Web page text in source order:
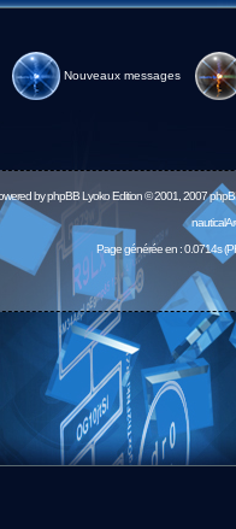
Nouveaux messages
byphpBBLyoko Edition © 2001, 2007
Page générée en : 0.0714s